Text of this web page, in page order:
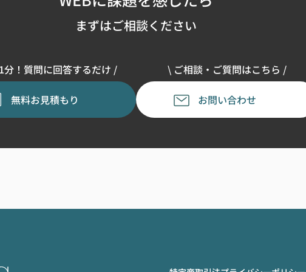
まずはご相談ください
分！質問に回答するだけ /
無料お見積もり
\ ご相談・ご質問はこちら /
お問い合わせ